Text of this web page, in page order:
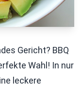
Gericht? BBQ
Wahl! In nur
leckere